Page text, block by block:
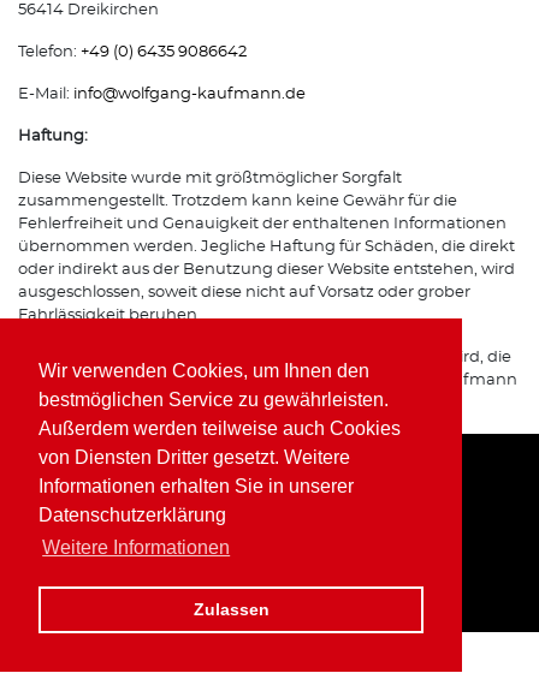
Wir verwenden Cookies, um Ihnen den
bestmöglichen Service zu gewährleisten.
Außerdem werden teilweise auch Cookies
von Diensten Dritter gesetzt. Weitere
Informationen erhalten Sie in unserer
Datenschutzerklärung
Weitere Informationen
Zulassen
56414 Dreikirchen
Telefon: +49 (0) 6435 9086642
E-Mail: info@wolfgang-kaufmann.de
Haftung:
Diese Website wurde mit größtmöglicher Sorgfalt
zusammengestellt. Trotzdem kann keine Gewähr für die
Fehlerfreiheit und Genauigkeit der enthaltenen Informationen
übernommen werden. Jegliche Haftung für Schäden, die direkt
oder indirekt aus der Benutzung dieser Website entstehen, wird
ausgeschlossen, soweit diese nicht auf Vorsatz oder grober
Fahrlässigkeit beruhen.
Sofern von dieser Website auf Internetseiten verwiesen wird, die
von Dritten betrieben werden, übernimmt Wolfgang Kaufmann
keine Verantwortung für deren Inhalte.
Home Impressum Datenschutz